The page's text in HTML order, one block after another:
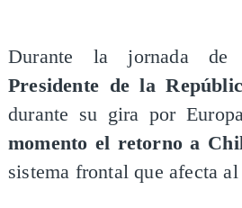
Durante la jornada
Presidente de la
durante su gira por
momento el retorno a
sistema frontal que afecta al